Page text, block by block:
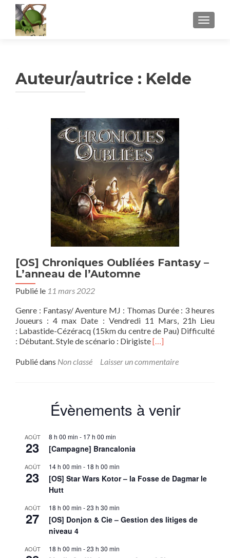
Auteur/autrice : Kelde
[OS] Chroniques Oubliées Fantasy –
L’anneau de l’Automne
Publié le 11 mars 2022
Genre : Fantasy/ Aventure MJ : Thomas Durée : 3 heures
Joueurs : 4 max Date : Vendredi 11 Mars, 21h Lieu
: Labastide-Cézéracq (15km du centre de Pau) Difficulté
: Débutant. Style de scénario : DirigisteEn
plus
–
[…]
Publié dans Non classé Laisser un commentaire
Évènements à venir
AOÛT
23
8 h 00 min - 17 h 00 min
[Campagne] Brancalonia
AOÛT
23
14 h 00 min - 18 h 00 min
[OS] Star Wars Kotor – la Fosse de Dagmar le
Hutt
AOÛT
27
18 h 00 min -23 h 30 min
[OS] Donjon & Cie – Gestion des litiges de
niveau 4
AOÛT 18 h 00 min -23 h 30 min